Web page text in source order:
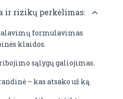
ir rizikų perkėlimas:
formulavimas
klaidos.
sąlygų galiojimas.
– kas atsako už ką.